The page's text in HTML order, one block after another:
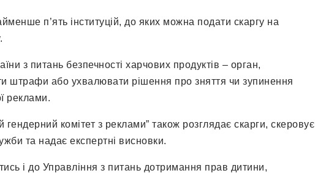
п’ять інституцій, до яких можна подати скаргу на
з питань безпечності харчових продуктів – орган,
штрафи або ухвалювати рішення про зняття чи зупинення
реклами.
гендерний комітет з реклами” також розглядає скарги, скеровує
та надає експертні висновки.
і до Управління з питань дотримання прав дитини,